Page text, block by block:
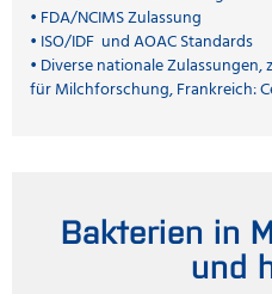
• FDA/NCIMS Zulassung
• ISO/IDF und AOAC Standards
• Diverse nationale Zulassungen,
für Milchforschung, Frankreich:
Bakterien in
und